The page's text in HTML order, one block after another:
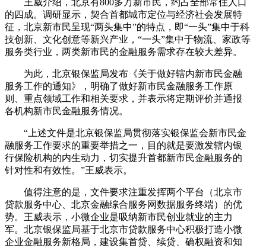
的四成。调研显示，契合首都城市定位与经济社会发展特
征，北京新市民呈现“两头集中”的特点，即“一头”集中于科
技创新、文化创意等新兴产业，“一头”集中于物流、家政等
服务类行业，两类新市民的金融服务需求存在较大差异。
为此，北京银保监局发布《关于做好辖内新市民金融
服务工作的通知》，明确了做好新市民金融服务工作原
则、重点领域工作和相关要求，并表示将定期评价并通报
各机构新市民金融服务情况。
“上述文件是北京银保监局贯彻落实银保监会新市民金
融服务工作要求的重要举措之一，目的就是要激发辖内银
行保险机构的内生动力，切实提升首都新市民金融服务的
针对性和有效性。”王威表示。
值得注意的是，文件要求注重发挥两个平台（北京市
贷款服务中心、北京金融综合服务网数据服务终端）的优
势。王威表示，小微企业是吸纳新市民创业就业的主力
军。北京银保监局基于北京市贷款服务中心积极打造小微
企业金融服务新格局，建设集首贷、续贷、确权融资和知